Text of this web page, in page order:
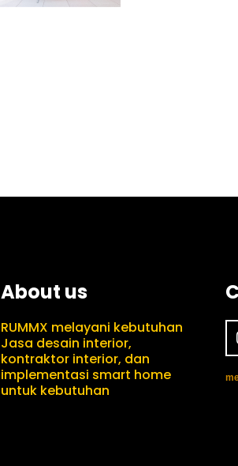
About us
RUMMX melayani kebutuhan
Jasa desain interior,
kontraktor interior, dan
implementasi smart home
untuk kebutuhan